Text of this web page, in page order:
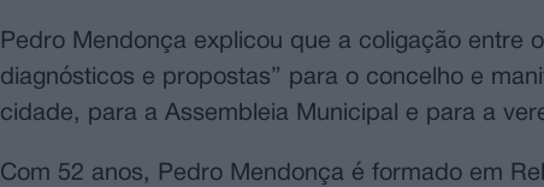
Pedro Mendonça explicou que a coligação entre
diagnósticos e propostas” para o concelho e
cidade, para a Assembleia Municipal e para a
Com 52 anos, Pedro Mendonça é formado em